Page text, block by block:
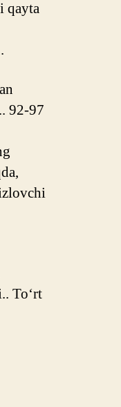
qayta
92-97
To‘rt